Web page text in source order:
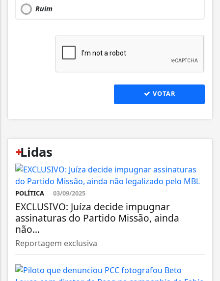
Ruim
VOTAR
+
Lidas
POLÍTICA 03/09/2025
EXCLUSIVO: Juíza decide impugnar
assinaturas do Partido Missão, ainda
não...
Reportagem exclusiva